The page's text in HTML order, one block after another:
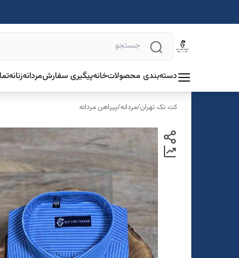
دسته‌بندی محصولاتخانهپیگیری سفارشمردانهزنانه
کت تک تهران/مردانه/پیراهن مردانه